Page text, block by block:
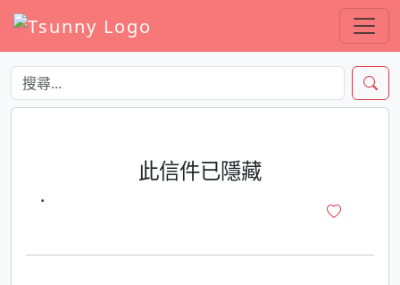
此信件已隱藏
·